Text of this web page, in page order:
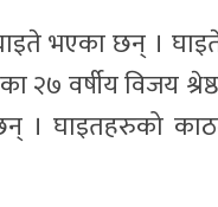
भएका छन् ।
२७ वर्षीय विजय
। घाइतहरुको